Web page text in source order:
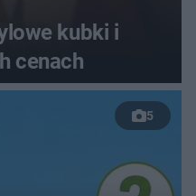
kubki i
cenach
5